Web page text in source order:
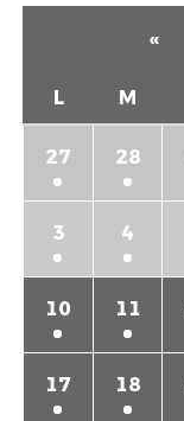
«
L M
27 28
3 4
10 11
17 18